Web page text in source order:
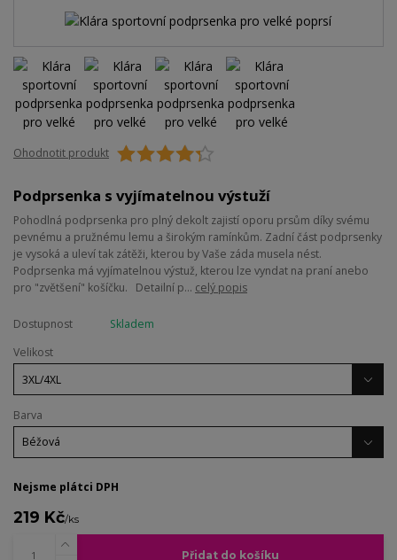
Ohodnotit produkt
Podprsenka s vyjímatelnou výstuží
Pohodlná podprsenka pro plný dekolt zajistí oporu prsům díky svému
pevnému a pružnému lemu a širokým ramínkům. Zadní část podprsenky
je vysoká a uleví tak zátěži, kterou by Vaše záda musela nést.
Podprsenka má vyjímatelnou výstuž, kterou lze vyndat na praní anebo
pro "zvětšení" košíčku. Detailní p... celý popis
Dostupnost
Skladem
Velikost
Barva
Nejsme plátci DPH
219 Kč/ks
Přidat do košíku